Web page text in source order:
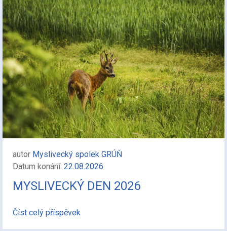
autor Myslivecký spolek GRÚŇ
Datum konání: 22.08.2026
MYSLIVECKÝ DEN 2026
Číst celý příspěvek